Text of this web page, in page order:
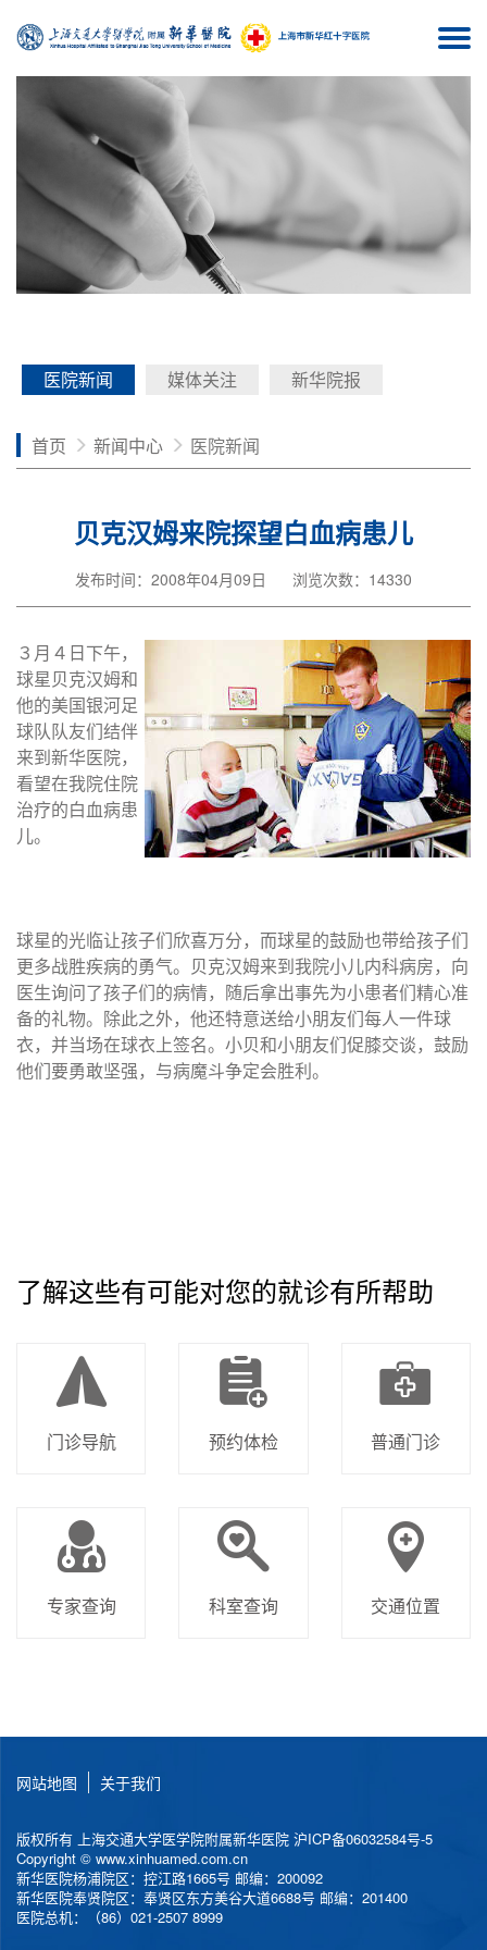
医院新闻 媒体关注 新华院报
首页 新闻中心 医院新闻
贝克汉姆来院探望白血病患儿
发布时间：2008年04月09日 浏览次数：14330
３月４日下午，
球星贝克汉姆和
他的美国银河足
球队队友们结伴
来到新华医院，
看望在我院住院
治疗的白血病患
儿。
球星的光临让孩子们欣喜万分，而球星的鼓励也带给孩子们
更多战胜疾病的勇气。贝克汉姆来到我院小儿内科病房，向
医生询问了孩子们的病情，随后拿出事先为小患者们精心准
备的礼物。除此之外，他还特意送给小朋友们每人一件球
衣，并当场在球衣上签名。小贝和小朋友们促膝交谈，鼓励
他们要勇敢坚强，与病魔斗争定会胜利。
了解这些有可能对您的就诊有所帮助
门诊导航 预约体检 普通门诊
专家查询 科室查询 交通位置
网站地图 关于我们
版权所有 上海交通大学医学院附属新华医院 沪ICP备06032584号-5
Copyright © www.xinhuamed.com.cn
新华医院杨浦院区：控江路1665号 邮编：200092
新华医院奉贤院区：奉贤区东方美谷大道6688号 邮编：201400
医院总机：（86）021-2507 8999